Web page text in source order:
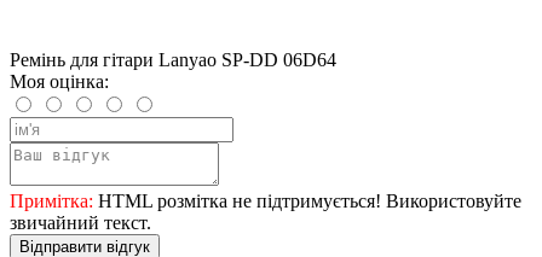
Ремінь для гітари Lanyao SP-DD 06D64
Моя оцінка:
Примітка: HTML розмітка не підтримується! Використовуйте
звичайний текст.
Відправити відгук